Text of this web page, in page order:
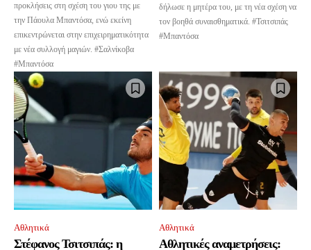
προκλήσεις στη σχέση του γιου της με
την Πάουλα Μπαντόσα, ενώ εκείνη
επικεντρώνεται στην επιχειρηματικότητα
με νέα συλλογή μαγιών. #Σαλνίκοβα
#Μπαντόσα
δήλωσε η μητέρα του, με τη νέα σχέση να
τον βοηθά συναισθηματικά. #Τσιτσιπάς
#Μπαντόσα
Αθλητικά
Στέφανος Τσιτσιπάς: η
Αθλητικά
Αθλητικές αναμετρήσεις: